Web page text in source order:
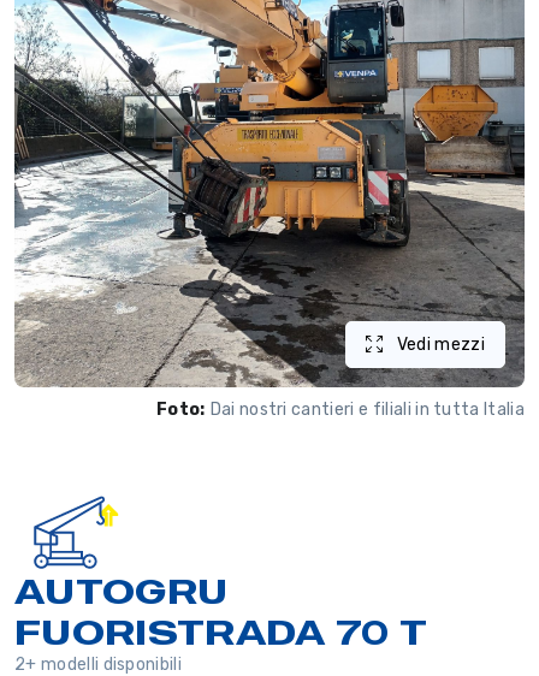
Vedi mezzi
Foto: Dai nostri cantieri e filiali in tutta Italia
AUTOGRU
FUORISTRADA 70 T
2+ modelli disponibili